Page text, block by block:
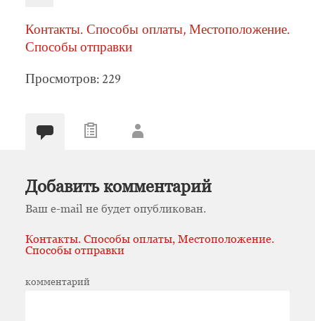
Контакты. Способы оплаты, Местоположение.
Способы отправки
Просмотров: 229
Добавить комментарий
Ваш e-mail не будет опубликован.
Контакты. Способы оплаты, Местоположение.
Способы отправки
комментарий